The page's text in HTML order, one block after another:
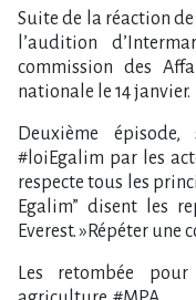
Suite de la réaction
l’audition
commission des
nationale le 14 janvier.
Deuxième
#loiEgalim par les
respecte tous les
Egalim” disent les
Everest. »Répéter
Les retombée